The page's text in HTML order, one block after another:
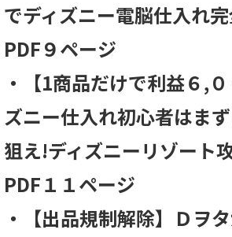
でディズニー電脳仕入れ
PDF９ページ
・【1商品だけで利益６,
ズニー仕入れ初心者はま
狙え!ディズニーリゾート
PDF１１ページ
・【出品規制解除】Ｄヲ